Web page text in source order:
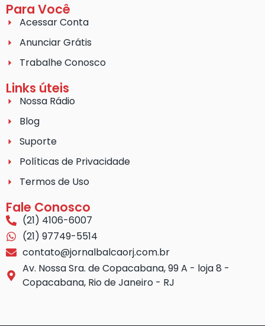
Para Você
Acessar Conta
Anunciar Grátis
Trabalhe Conosco
Links úteis
Nossa Rádio
Blog
Suporte
Políticas de Privacidade
Termos de Uso
Fale Conosco
(21) 4106-6007
(21) 97749-5514
contato@jornalbalcaorj.com.br
Av. Nossa Sra. de Copacabana, 99 A - loja 8 -
Copacabana, Rio de Janeiro - RJ